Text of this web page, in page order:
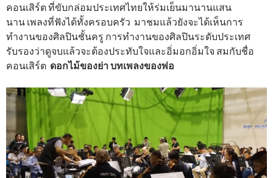
คอนเสิร์ต ที่ขับกล่อมประเทศไทยให้ร่มเย็นมานานแสน
นาน เพลงที่ฟังได้ทั้งครอบครัว มาชมแล้วยังจะได้เห็นการ
ทำงานของศิลปินชั้นครู การทำงานของศิลปินระดับประเทศ
รับรองว่าดูจบแล้วจะต้องประทับใจและอิ่มอกอิ่มใจ สมกับชื่อ
คอนเสิร์ต ดอกไม้ของย่า บทเพลงของพ่อ